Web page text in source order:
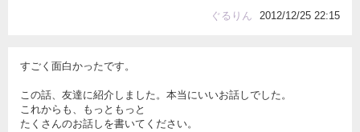
ぐるりん
2012/12/25 22:15
すごく面白かったです。
この話、友達に紹介しました。本当にいいお話しでした。
これからも、もっともっと
たくさんのお話しを書いてください。